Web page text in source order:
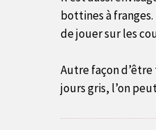
bottines à
de jouer sur les
Autre façon
jours gris, l’on